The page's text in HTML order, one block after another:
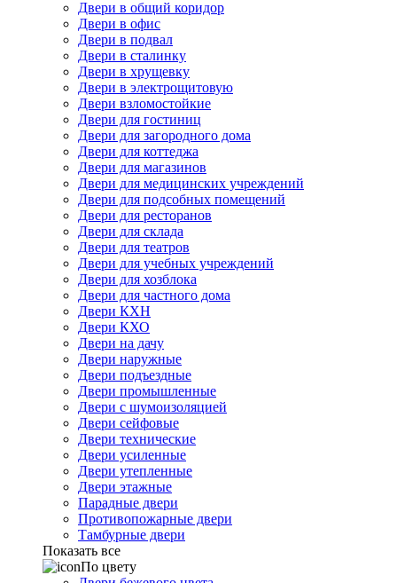
Двери в общий коридор
Двери в офис
Двери в подвал
Двери в сталинку
Двери в хрущевку
Двери в электрощитовую
Двери взломостойкие
Двери для гостиниц
Двери для загородного дома
Двери для коттеджа
Двери для магазинов
Двери для медицинских учреждений
Двери для подсобных помещений
Двери для ресторанов
Двери для склада
Двери для театров
Двери для учебных учреждений
Двери для хозблока
Двери для частного дома
Двери КХН
Двери КХО
Двери на дачу
Двери наружные
Двери подъездные
Двери промышленные
Двери с шумоизоляцией
Двери сейфовые
Двери технические
Двери усиленные
Двери утепленные
Двери этажные
Парадные двери
Противопожарные двери
Тамбурные двери
Показать все
По цвету